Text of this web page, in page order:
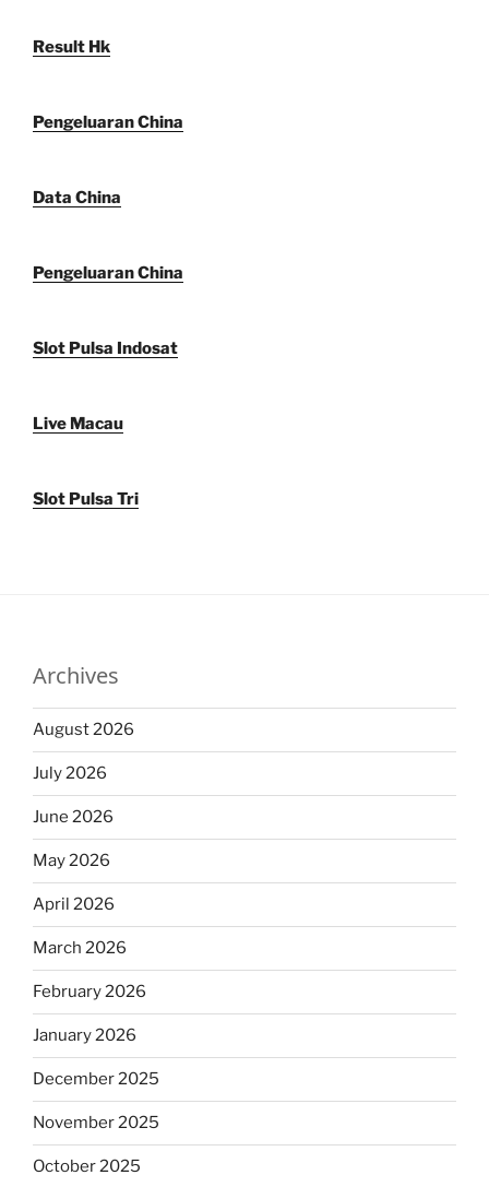
Result Hk
Pengeluaran China
Data China
Pengeluaran China
Slot Pulsa Indosat
Live Macau
Slot Pulsa Tri
Archives
August 2026
July 2026
June 2026
May 2026
April 2026
March 2026
February 2026
January 2026
December 2025
November 2025
October 2025